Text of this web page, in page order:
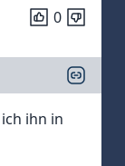
0
ihn in